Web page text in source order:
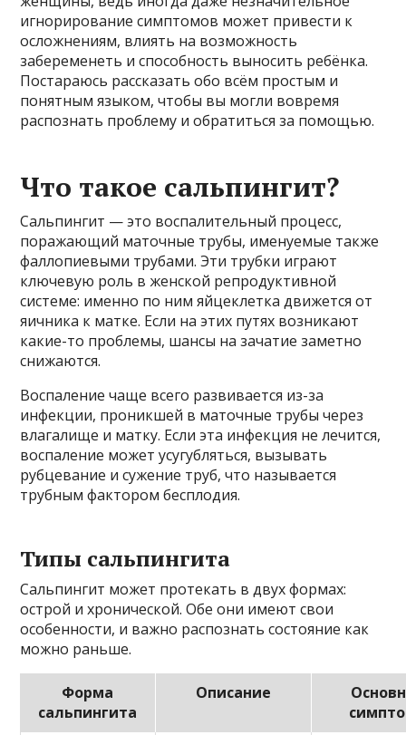
игнорирование симптомов может привести к
осложнениям, влиять на возможность
забеременеть и способность выносить ребёнка.
Постараюсь рассказать обо всём простым и
понятным языком, чтобы вы могли вовремя
распознать проблему и обратиться за помощью.
Что такое сальпингит?
Сальпингит — это воспалительный процесс,
поражающий маточные трубы, именуемые также
фаллопиевыми трубами. Эти трубки играют
ключевую роль в женской репродуктивной
системе: именно по ним яйцеклетка движется от
яичника к матке. Если на этих путях возникают
какие-то проблемы, шансы на зачатие заметно
снижаются.
Воспаление чаще всего развивается из-за
инфекции, проникшей в маточные трубы через
влагалище и матку. Если эта инфекция не лечится,
воспаление может усугубляться, вызывать
рубцевание и сужение труб, что называется
трубным фактором бесплодия.
Типы сальпингита
Сальпингит может протекать в двух формах:
острой и хронической. Обе они имеют свои
особенности, и важно распознать состояние как
можно раньше.
Форма
сальпингита
Описание